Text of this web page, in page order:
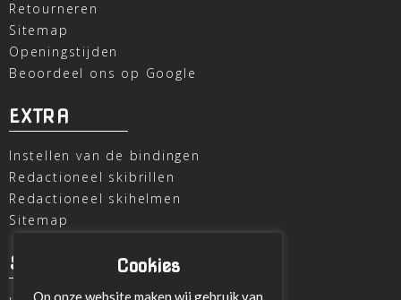
Retourneren
Sitemap
Openingstijden
Beoordeel ons op Google
EXTRA
Instellen van de bindingen
Redactioneel skibrillen
Redactioneel skihelmen
Sitemap
SKI OUTLETCookies